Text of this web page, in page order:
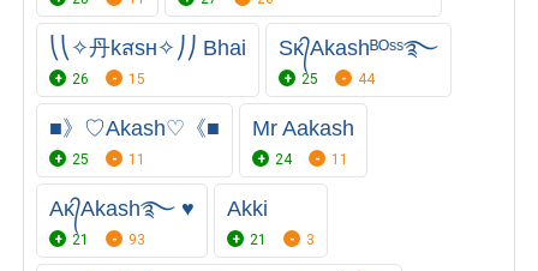
⎝⎝✧丹kสsʜ✧⎠⎠ Bhai
26 15
Sᴋ᭄Akashᴮᴼˢˢ࿐
25 44
■》♡Akash♡《■
25 11
Mr Aakash
24 11
Aᴋ᭄Akash࿐ ♥
21 93
Akki
21 3